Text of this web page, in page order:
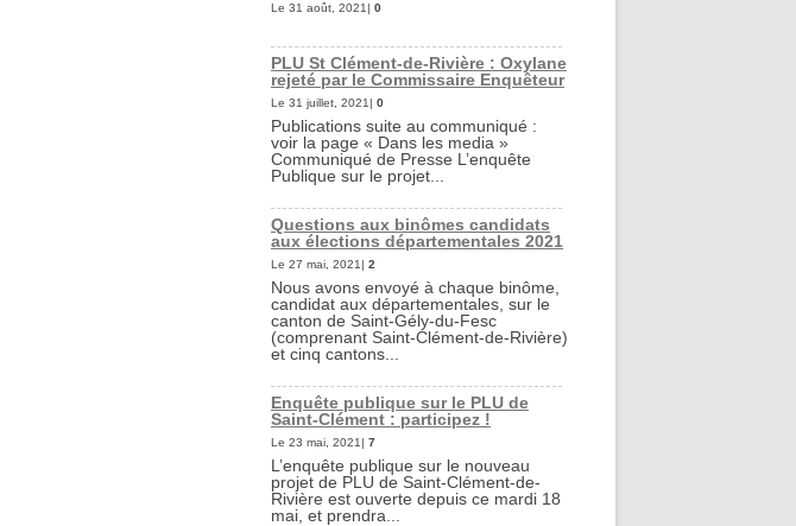
Le 31 août, 2021| 0
PLU St Clément-de-Rivière : Oxylane
rejeté par le Commissaire Enquêteur
Le 31 juillet, 2021| 0
Publications suite au communiqué :
voir la page « Dans les media »
Communiqué de Presse L’enquête
Publique sur le projet...
Questions aux binômes candidats
aux élections départementales 2021
Le 27 mai, 2021| 2
Nous avons envoyé à chaque binôme,
candidat aux départementales, sur le
canton de Saint-Gély-du-Fesc
(comprenant Saint-Clément-de-Rivière)
et cinq cantons...
Enquête publique sur le PLU de
Saint-Clément : participez !
Le 23 mai, 2021| 7
L’enquête publique sur le nouveau
projet de PLU de Saint-Clément-de-
Rivière est ouverte depuis ce mardi 18
mai, et prendra...